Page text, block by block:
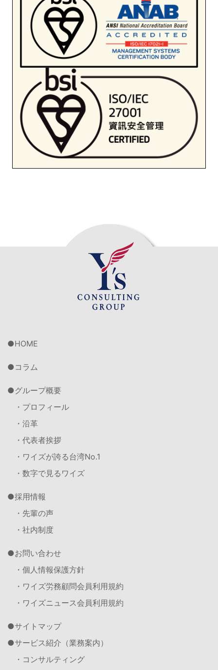
HOME
コラム
グループ概要
・プロフィール
・沿革
・代表者挨拶
・ワイズが誇る台湾No.1
・数字で見るワイズ
採用情報
・先輩の声
・社内制度
お問い合わせ
・個人情報保護方針
・ワイズ労務顧問会員利用規約
・ワイズニュース会員利用規約
サイトマップ
サービス紹介（業務案内）
・コンサルティング